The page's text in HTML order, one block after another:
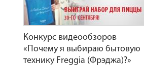
Конкурс видеообзоров
«Почему я выбираю бытовую
технику Freggia (Фрэджа)?»